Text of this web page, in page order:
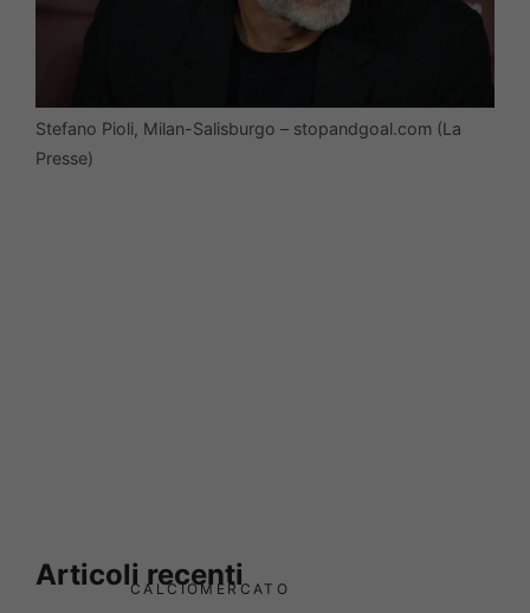
Stefano Pioli, Milan-Salisburgo – stopandgoal.com (La
Presse)
Articoli recenti
CALCIOMERCATO